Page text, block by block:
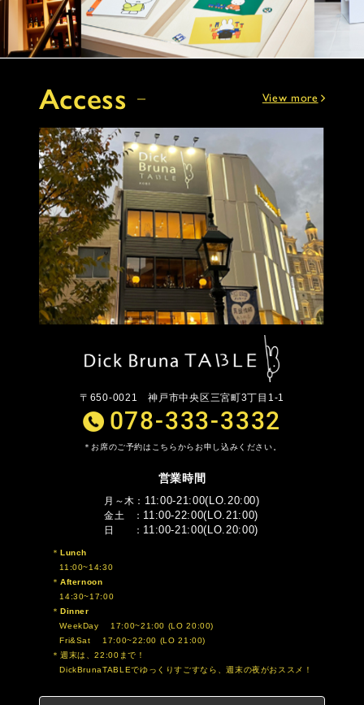
Access View more
〒650-0021神戸市中央区三宮町3丁目1-1
078-333-3332
お席のご予約はこちらからお申し込みください。
営業時間
月～木 11:00-21:00(LO.20:00)
金土 11:00-22:00(LO.21:00)
日 11:00-21:00(LO.20:00)
Lunch
11:00~14:30
Afternoon
14:30~17:00
Dinner
WeekDay 17:00~21:00 (LO 20:00)
Fri&Sat 17:00~22:00 (LO 21:00)
週末は、22:00まで！
DickBrunaTABLEでゆっくりすごすなら、週末の夜がおススメ！